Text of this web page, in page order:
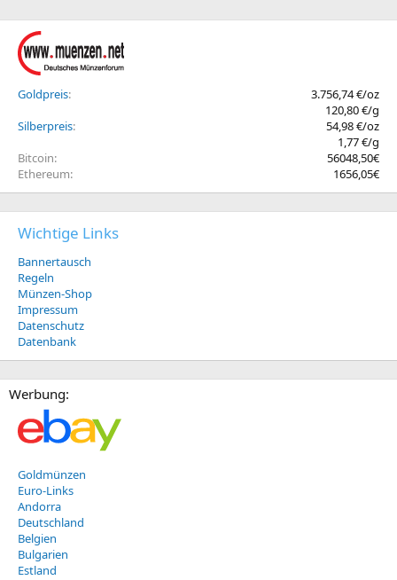
Goldpreis
3.756,74 €/oz
120,80 €/g
Silberpreis
54,98 €/oz
1,77 €/g
Bitcoin
56048,50€
Ethereum
1656,05€
Wichtige Links
Bannertausch
Regeln
Münzen-Shop
Impressum
Datenschutz
Datenbank
Werbung:
Goldmünzen
Euro-Links
Andorra
Deutschland
Belgien
Bulgarien
Estland